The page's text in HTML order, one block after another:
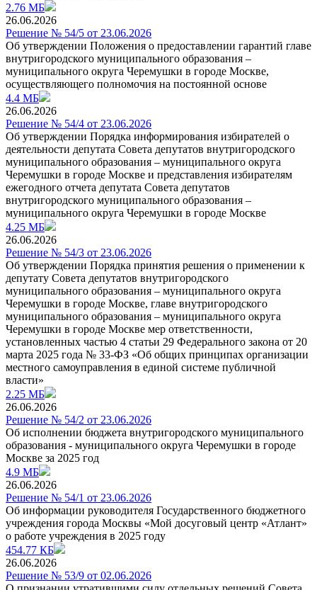
2.76 МБ
26.06.2026
Решение № 54/5 от 23.06.2026
Об утверждении Положения о предоставлении гарантий главе
внутригородского муниципального образования –
муниципального округа Черемушки в городе Москве,
осуществляющего полномочия на постоянной основе
4.4 МБ
26.06.2026
Решение № 54/4 от 23.06.2026
Об утверждении Порядка информирования избирателей о
деятельности депутата Совета депутатов внутригородского
муниципального образования – муниципального округа
Черемушки в городе Москве и представления избирателям
ежегодного отчета депутата Совета депутатов
внутригородского муниципального образования –
муниципального округа Черемушки в городе Москве
4.25 МБ
26.06.2026
Решение № 54/3 от 23.06.2026
Об утверждении Порядка принятия решения о применении к
депутату Совета депутатов внутригородского
муниципального образования – муниципального округа
Черемушки в городе Москве, главе внутригородского
муниципального образования – муниципального округа
Черемушки в городе Москве мер ответственности,
установленных частью 4 статьи 29 Федерального закона от 20
марта 2025 года № 33-ФЗ «Об общих принципах организации
местного самоуправления в единой системе публичной
власти»
2.25 МБ
26.06.2026
Решение № 54/2 от 23.06.2026
Об исполнении бюджета внутригородского муниципального
образования - муниципального округа Черемушки в городе
Москве за 2025 год
4.9 МБ
26.06.2026
Решение № 54/1 от 23.06.2026
Об информации руководителя Государственного бюджетного
учреждения города Москвы «Мой досуговый центр «Атлант»
о работе учреждения в 2025 году
454.77 КБ
26.06.2026
Решение № 53/9 от 02.06.2026